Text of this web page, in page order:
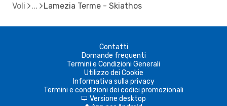
Voli Lamezia Terme - Skiathos
Contatti
Domande frequenti
Termini e Condizioni Generali
Utilizzo dei Cookie
Informativa sulla privacy
Termini e condizioni dei codici promozionali
d Versione desktop